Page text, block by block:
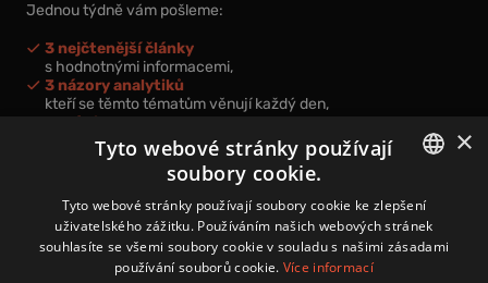
Jednou týdně vám pošleme:
3 nejčtenější články
s hodnotnými informacemi,
3 názory analytiků
kteří se těmto tématům věnují každý den,
nová videa a podcasty
k prohloubení vašich znalostí.
Přihlášením k newsletteru vyjadřujete svůj souhlas spodmínkami
zpracování osobních údajů.
CZECH
×
Tyto webové stránky používají
soubory cookie.
Tyto webové stránky používají soubory cookie ke zlepšení
uživatelského zážitku. Používáním našich webových stránek
souhlasíte se všemi soubory cookie v souladu s našimi zásadami
používání souborů cookie. Více informací